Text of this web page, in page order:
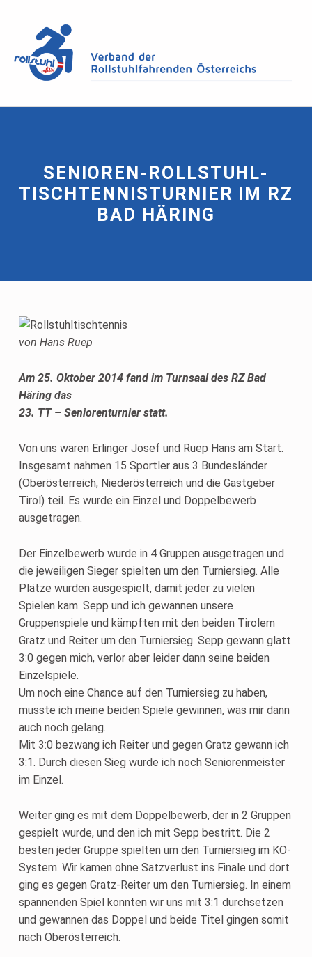
SENIOREN-ROLLSTUHL-
TISCHTENNISTURNIER IM RZ
BAD HÄRING
von Hans Ruep
Am 25. Oktober 2014 fand im Turnsaal des RZ Bad
Häring das
23. TT – Seniorenturnier statt.
Von uns waren Erlinger Josef und Ruep Hans am Start.
Insgesamt nahmen 15 Sportler aus 3 Bundesländer
(Oberösterreich, Niederösterreich und die Gastgeber
Tirol) teil. Es wurde ein Einzel und Doppelbewerb
ausgetragen.
Der Einzelbewerb wurde in 4 Gruppen ausgetragen und
die jeweiligen Sieger spielten um den Turniersieg. Alle
Plätze wurden ausgespielt, damit jeder zu vielen
Spielen kam. Sepp und ich gewannen unsere
Gruppenspiele und kämpften mit den beiden Tirolern
Gratz und Reiter um den Turniersieg. Sepp gewann glatt
3:0 gegen mich, verlor aber leider dann seine beiden
Einzelspiele.
Um noch eine Chance auf den Turniersieg zu haben,
musste ich meine beiden Spiele gewinnen, was mir dann
auch noch gelang.
Mit 3:0 bezwang ich Reiter und gegen Gratz gewann ich
3:1. Durch diesen Sieg wurde ich noch Seniorenmeister
im Einzel.
Weiter ging es mit dem Doppelbewerb, der in 2 Gruppen
gespielt wurde, und den ich mit Sepp bestritt. Die 2
besten jeder Gruppe spielten um den Turniersieg im KO-
System. Wir kamen ohne Satzverlust ins Finale und dort
ging es gegen Gratz-Reiter um den Turniersieg. In einem
spannenden Spiel konnten wir uns mit 3:1 durchsetzen
und gewannen das Doppel und beide Titel gingen somit
nach Oberösterreich.